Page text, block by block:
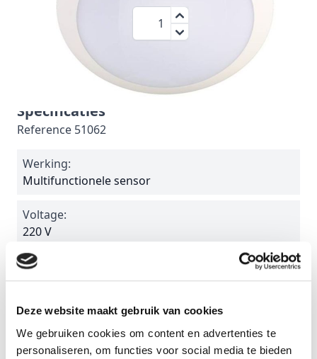
Deze website maakt gebruik van cookies
We gebruiken cookies om content en advertenties te
personaliseren, om functies voor social media te bieden
Inclusief BTW:
Aantal
Fraaie platte plafonnière met een hoge lichtopbrengst.
Met uitgebreide licht- en bewegingssensor.
Specificaties
Reference 51062
Werking:
Multifunctionele sensor
Voltage:
220 V
Wattage:
16 W
Lumen op lichtnet:
1400 lm